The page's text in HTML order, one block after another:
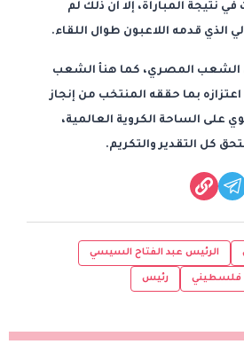
في نتيجة المباراة، إلا أن ذلك لم
الذي قدمه اللاعبون طوال اللقاء.
الشعب المصري، كما هنأ الشعب
بما حققه المنتخب من إنجاز
على الساحة الكروية العالمية،
كل التقدير والتكريم.
الرئيس عبد الفتاح السيسي
فلسطيني رئيس